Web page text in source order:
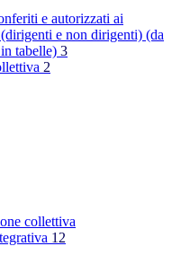
e autorizzati ai
e non dirigenti) (da
tabelle) 3
2
collettiva
12